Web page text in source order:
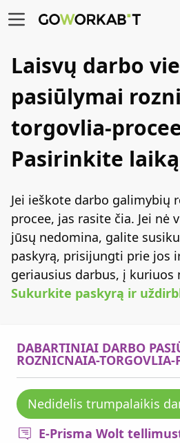
Laisvų darbo
pasiūlymai
torgovlia-
Pasirinkite
Jei ieškote darbo galimybių
procee, jas rasite čia. Jei nė
jūsų nedomina, galite
paskyrą, prisijungti prie jos
geriausius darbus, į
Sukurkite paskyrą ir
DABARTINIAI DARBO
ROZNICNAIA-TORGOVLIA-
Nedidelis trumpalaikis
E-Prisma Wolt